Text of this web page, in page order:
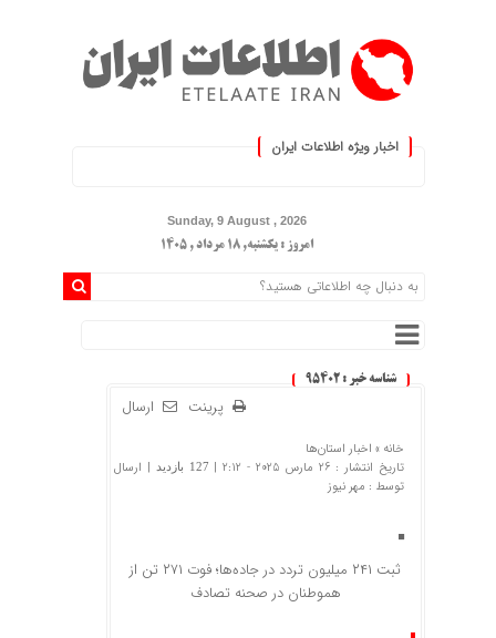
اخبار ویژه اطلاعات ایران
Sunday, 9 August , 2026
امروز : یکشنبه, ۱۸ مرداد , ۱۴۰۵
شناسه خبر : 95402
ارسال پرینت
خانه » اخبار استان‌ها
تاریخ انتشار : 26 مارس 2025 - 2:12 |
127 بازدید
| ارسال
توسط : مهر نیوز
ثبت ۲۴۱ میلیون تردد در جاده‌ها؛ فوت ۲۷۱ تن از
هموطنان در صحنه تصادف